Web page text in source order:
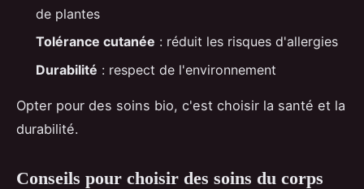
de plantes
Tolérance cutanée : réduit les risques d'allergies
Durabilité : respect de l'environnement
Opter pour des soins bio, c'est choisir la santé et la
durabilité.
Conseils pour choisir des soins du corps